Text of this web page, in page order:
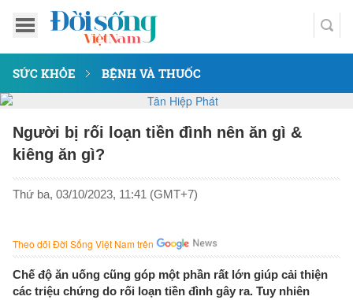
SỨC KHỎE BỆNH VÀ THUỐC
Người bị rối loạn tiền đình nên ăn gì &
kiêng ăn gì?
Thứ ba, 03/10/2023, 11:41 (GMT+7)
Theo dõi Đời Sống Việt Nam trên
Chế độ ăn uống cũng góp một phần rất lớn giúp cải thiện
các triệu chứng do rối loạn tiền đình gây ra. Tuy nhiên